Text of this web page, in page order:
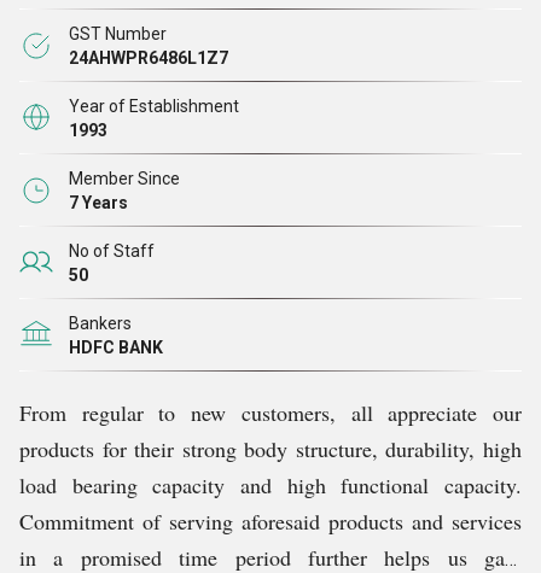
सामग्री से निपटने के उपकरण और क्रेन रखरखाव और मरम्मत सेवाएं हमारी
कंपनी द्वारा उद्योग की सर्वोत्तम दरों पर और अनुकूलन या वैयक्तिकरण की
सुविधा के साथ प्रदान की जाती हैं।
GST Number
24AHWPR6486L1Z7
Year of Establishment
1993
Member Since
7 Years
No of Staff
50
Bankers
HDFC BANK
From regular to new customers, all appreciate our
products for their strong body structure, durability, high
load bearing capacity and high functional capacity.
Commitment of serving aforesaid products and services
in a promised time period further helps us gain